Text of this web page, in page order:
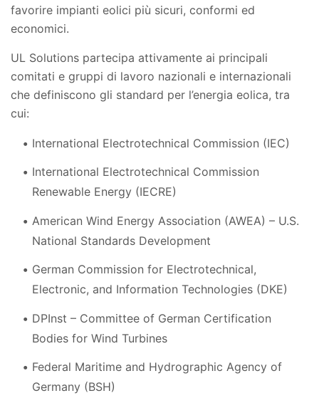
favorire impianti eolici più sicuri, conformi ed
economici.
UL Solutions partecipa attivamente ai principali
comitati e gruppi di lavoro nazionali e internazionali
che definiscono gli standard per l’energia eolica, tra
cui:
International Electrotechnical Commission (IEC)
International Electrotechnical Commission
Renewable Energy (IECRE)
American Wind Energy Association (AWEA) – U.S.
National Standards Development
German Commission for Electrotechnical,
Electronic, and Information Technologies (DKE)
DPInst – Committee of German Certification
Bodies for Wind Turbines
Federal Maritime and Hydrographic Agency of
Germany (BSH)